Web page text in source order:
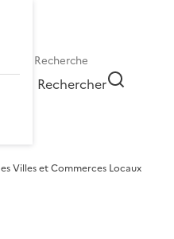
Rechercher
Villes et Commerces Locaux